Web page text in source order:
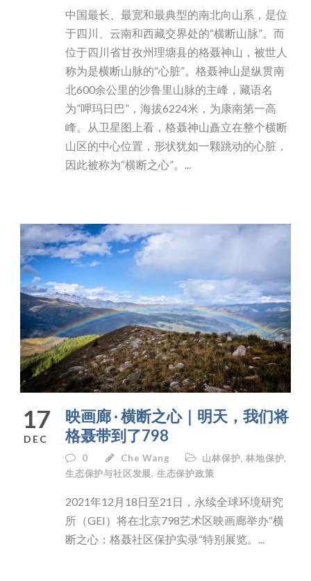
中国最长、最宽和最典型的南北向山系，是位
于四川、云南和西藏交界处的“横断山脉”。而
位于四川省甘孜州理塘县的格聂神山，被世人
称为是横断山脉的“心脏”。格聂神山是纵贯南
北600余公里的沙鲁里山脉的主峰，藏语名
为”呷玛日巴”，海拔6224米，为康南第一高
峰。从卫星图上看，格聂神山矗立在整个横断
山区的中心位置，形状犹如一颗跳动的心脏，
因此被称为“横断之心”。...
17
DEC
映画廊 · 横断之心｜明天，我们将
格聂带到了798
0 Che Wang 山林保护, 林地保护,
生态保护与社区发展, 生态保护政策
2021年12月18日至21日，永续全球环境研究
所（GEI）将在北京798艺术区映画廊举办“横
断之心：格聂社区保护实录“特别展览。...